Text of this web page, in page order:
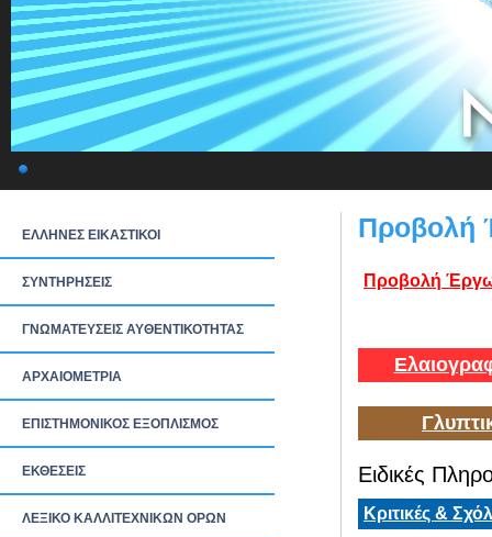
ΕΛΛΗΝΕΣ ΕΙΚΑΣΤΙΚΟΙ
ΣΥΝΤΗΡΗΣΕΙΣ
ΓΝΩΜΑΤΕΥΣΕΙΣ ΑΥΘΕΝΤΙΚΟΤΗΤΑΣ
ΑΡΧΑΙΟΜΕΤΡΙΑ
ΕΠΙΣΤΗΜΟΝΙΚΟΣ ΕΞΟΠΛΙΣΜΟΣ
ΕΚΘΕΣΕΙΣ
ΛΕΞΙΚΟ ΚΑΛΛΙΤΕΧΝΙΚΩΝ ΟΡΩΝ
Προβολή
Προβολή
Ειδικές
Κριτικές &